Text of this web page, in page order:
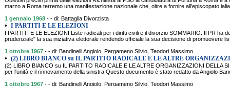
marzo a Roma terremo una manifestazione nazionale che, oltre a fornire all'episcopato
1 gennaio 1968 - - di: Battaglia Divorzista
• I PARTITI E LE ELEZIONI
I PARTITI E LE ELEZIONI Liste radicali per i diritti civili e il divorzio SOMMARIO: Il PR ha
prudenziale" la sua iniziativa elettorale rendendo ufficiale la sua decisione di promuovere
1 ottobre 1967 - - di: Bandinelli Angiolo, Pergameno Silvio, Teodori Massimo
• (2) LIBRO BIANCO su IL PARTITO RADICALE E LE ALTRE
(2) LIBRO BIANCO su IL PARTITO RADICALE E LE ALTRE ORGANIZZAZIONI DELLA
per l'unità e il rinnovamento della sinistra Questo documento è stato redatto da Angiolo
1 ottobre 1967 - - di: Bandinelli Angiolo, Pergameno Silvio, Teodori Massimo